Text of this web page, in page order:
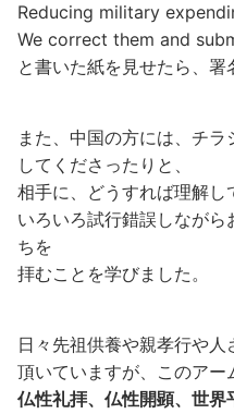
Reducing military
We correct them and
と書いた紙を見せたら、署
また、中国の方には、チ
してくださったりと、
相手に、どうすれば理解し
いろいろ試行錯誤しなが
ちを
拝むことを学びました。
日々先祖供養や親孝行や
頂いていますが、このアー
仏性礼拝、仏性開顕、世界